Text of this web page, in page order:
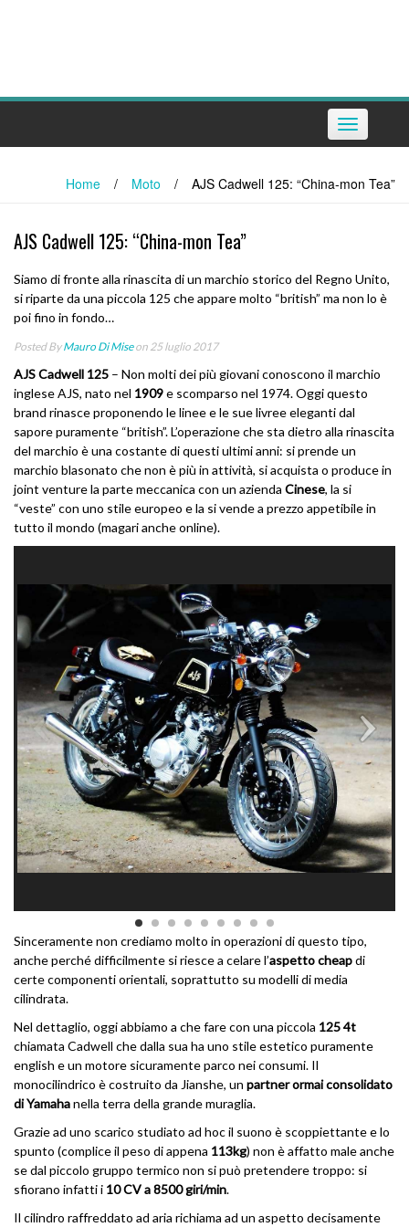
Toggle
navigation
Home / Moto / AJS Cadwell 125: “China-mon Tea”
AJS Cadwell 125: “China-mon Tea”
Siamo di fronte alla rinascita di un marchio storico del Regno Unito,
si riparte da una piccola 125 che appare molto “british” ma non lo è
poi fino in fondo…
Posted ByMauro Di Miseon 25 luglio 2017
AJS Cadwell 125 – Non molti dei più giovani conoscono il marchio
inglese AJS, nato nel 1909e scomparso nel 1974. Oggi questo
brand rinasce proponendo le linee e le sue livree eleganti dal
sapore puramente “british”. L’operazione che sta dietro alla rinascita
del marchio è una costante di questi ultimi anni: si prende un
marchio blasonato che non è più in attività, si acquista o produce in
joint venture la parte meccanica con un azienda Cinese, la si
“veste” con uno stile europeo e la si vende a prezzo appetibile in
tutto il mondo (magari anche online).
Sinceramente non crediamo molto in operazioni di questo tipo,
anche perché difficilmente si riesce a celare l’aspetto cheapdi
certe componenti orientali, soprattutto su modelli di media
cilindrata.
Nel dettaglio, oggi abbiamo a che fare con una piccola 125 4t
chiamata Cadwell che dalla sua ha uno stile estetico puramente
english e un motore sicuramente parco nei consumi. Il
monocilindrico è costruito da Jianshe, un partner ormai consolidato
di Yamahanella terra della grande muraglia.
Grazie ad uno scarico studiato ad hoc il suono è scoppiettante e lo
spunto (complice il peso di appena 113kg) non è affatto male anche
se dal piccolo gruppo termico non si può pretendere troppo: si
sfiorano infatti i 10 CV a 8500 giri/min.
Il cilindro raffreddato ad aria richiama ad un aspetto decisamente